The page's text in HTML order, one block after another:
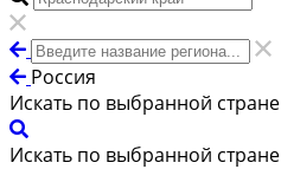
Россия
Искать по выбранной стране
Искать по выбранной стране